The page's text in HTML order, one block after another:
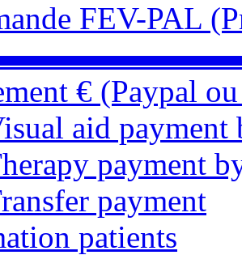
FEV-PAL
€ (Paypal
aid payment
payment
payment
patients